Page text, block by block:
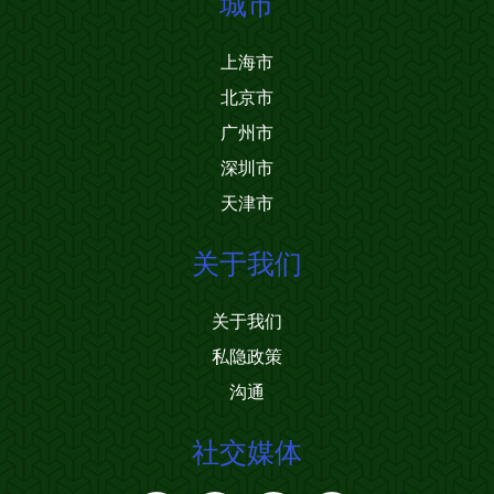
上海市
北京市
广州市
深圳市
天津市
关于我们
关于我们
私隐政策
沟通
社交媒体